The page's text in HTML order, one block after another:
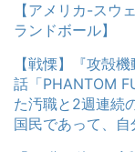
【アメリカ-スウ
ランドボール】
【戦慄】『攻殻
話「PHANTOM
た汚職と2週連続
国民であって、自